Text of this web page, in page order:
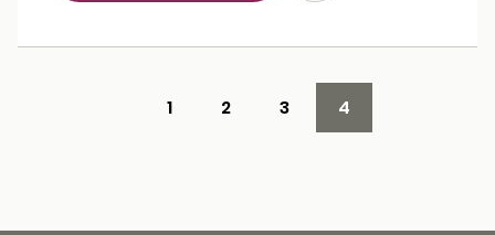
1 2 3 4